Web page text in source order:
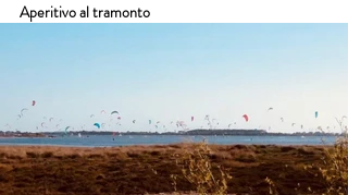
Aperitivo al tramonto